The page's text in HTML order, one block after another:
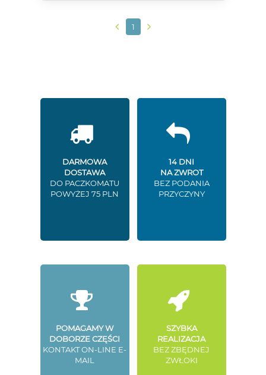
1
DARMOWA
DOSTAWA
DO PACZKOMATU
POWYŻEJ 75 PLN
14 DNI
NA ZWROT
BEZ PODANIA
PRZYCZYNY
POMAGAMY W
DOBORZE CZĘŚCI
KONTAKT ON-LINE E-
MAIL
SZYBKA
REALIZACJA
BEZ ZBĘDNEJ
ZWŁOKI